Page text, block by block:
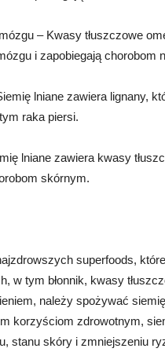
– Kwasy tłuszczowe
i zapobiegają chorobom
lniane zawiera lignany,
raka piersi.
lniane zawiera kwasy
skórnym.
superfoods,
w tym błonnik, kwasy
należy spożywać
korzyściom zdrowotnym,
stanu skóry i zmniejszeniu